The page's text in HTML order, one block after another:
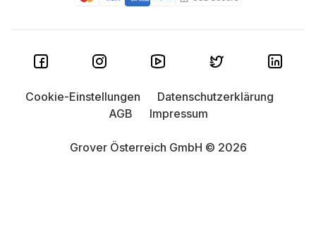
Grover Österreich GmbH © 2026
Cookie-Einstellungen
Datenschutzerklärung
AGB
Impressum